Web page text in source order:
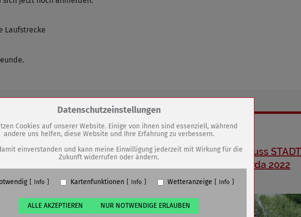
Laufstrecke
Werbung für gegenseitige
Startschuss
Sömmerda 2022
Zum Betrieb der Seite notwendige Cookies / Drittanbieter:
PHP Session Cookie
Eigentümer dieser Website (Wenko-Wenselaar GmbH & Co. KG)
Absicherung Kontaktformular / SPAM Schutz
PHPSESSID, fe_typo_user
undefined
Cookiespeicherung Entscheidungscookie
Datenschutzeinstellungen
Cookies auf unserer Website. Einige von ihnen sind essenziell, während
andere uns helfen, diese Website und Ihre Erfahrung zu verbessern.
einverstanden und kann meine Einwilligung jederzeit mit Wirkung für die
Zukunft widerrufen oder ändern.
Info Kartenfunktionen Info Wetteranzeige Info
ALLE AKZEPTIEREN NUR NOTWENDIGE ERLAUBEN